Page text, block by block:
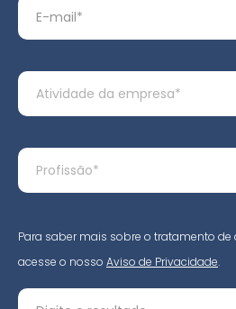
Para saber mais sobre o tratamento de
acesse o nosso Aviso de Privacidade.